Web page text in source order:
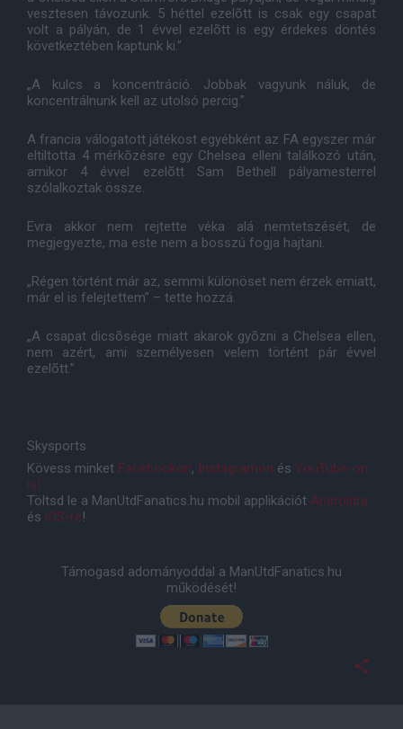
vesztesen távozunk. 5 héttel ezelõtt is csak egy csapat
volt a pályán, de 1 évvel ezelõtt is egy érdekes döntés
következtében kaptunk ki.”
„A kulcs a koncentráció. Jobbak vagyunk náluk, de
koncentrálnunk kell az utolsó percig.”
A francia válogatott játékost egyébként az FA egyszer már
eltiltotta 4 mérkõzésre egy Chelsea elleni találkozó után,
amikor 4 évvel ezelõtt Sam Bethell pályamesterrel
szólalkoztak össze.
Evra akkor nem rejtette véka alá nemtetszését, de
megjegyezte, ma este nem a bosszú fogja hajtani.
„Régen történt már az, semmi különöset nem érzek emiatt,
már el is felejtettem” – tette hozzá.
„A csapat dicsõsége miatt akarok gyõzni a Chelsea ellen,
nem azért, ami személyesen velem történt pár évvel
ezelõtt.”
Skysports
Kövess minket Facebookon, Instagramon és YouTube-on
is!
Töltsd le a ManUtdFanatics.hu mobil applikációt Androidra
és iOS-re!
Támogasd adományoddal a ManUtdFanatics.hu
működését!